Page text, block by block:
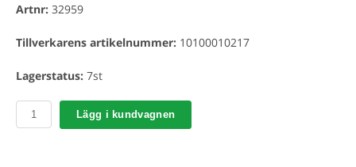
Artnr: 32959
Tillverkarens artikelnummer: 10100010217
Lagerstatus: 7st
Lägg i kundvagnen